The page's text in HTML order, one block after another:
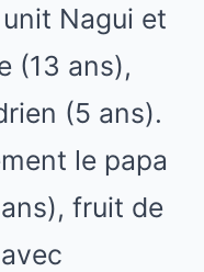
Nagui et
(13 ans),
(5 ans).
le papa
fruit de